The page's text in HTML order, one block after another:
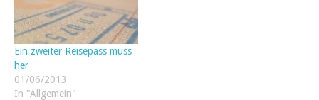
Ein zweiter Reisepass muss
her
01/06/2013
In "Allgemein"